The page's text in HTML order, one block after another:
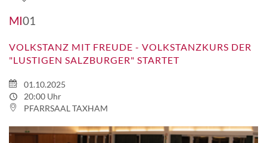
MI01
VOLKSTANZ MIT FREUDE - VOLKSTANZKURS DER
"LUSTIGEN SALZBURGER" STARTET
01.10.2025
20:00 Uhr
PFARRSAAL TAXHAM